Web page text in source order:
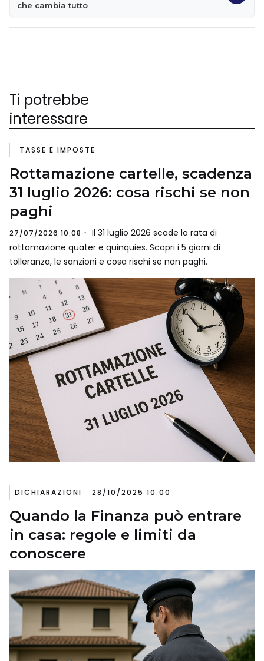
che cambia tutto
Ti potrebbe
interessare
TASSE E IMPOSTE
Rottamazione cartelle, scadenza
31 luglio 2026: cosa rischi se non
paghi
27/07/2026 10:08
Il 31 luglio 2026 scade la rata di
rottamazione quater e quinquies. Scopri i 5 giorni di
tolleranza, le sanzioni e cosa rischi se non paghi.
DICHIARAZIONI 28/10/2025 10:00
Quando la Finanza può entrare
in casa: regole e limiti da
conoscere